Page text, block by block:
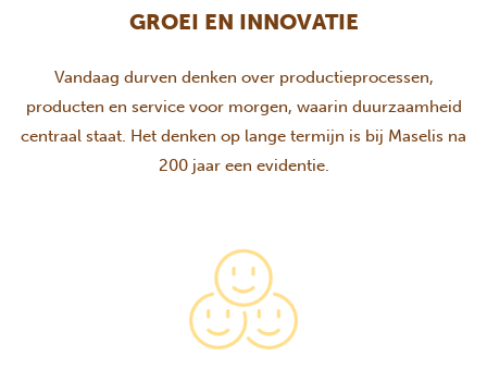
GROEI EN INNOVATIE
Vandaag durven denken over productieprocessen,
producten en service voor morgen, waarin duurzaamheid
centraal staat. Het denken op lange termijn is bij Maselis na
200 jaar een evidentie.